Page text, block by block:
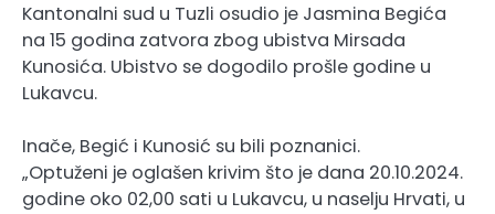
Kantonalni sud u Tuzli osudio je Jasmina Begića
na 15 godina zatvora zbog ubistva Mirsada
Kunosića. Ubistvo se dogodilo prošle godine u
Lukavcu.
Inače, Begić i Kunosić su bili poznanici.
„Optuženi je oglašen krivim što je dana 20.10.2024.
godine oko 02,00 sati u Lukavcu, u naselju Hrvati, u